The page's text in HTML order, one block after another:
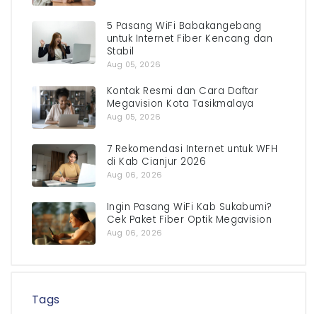
5 Pasang WiFi Babakangebang
untuk Internet Fiber Kencang dan
Stabil
Aug 05, 2026
Kontak Resmi dan Cara Daftar
Megavision Kota Tasikmalaya
Aug 05, 2026
7 Rekomendasi Internet untuk WFH
di Kab Cianjur 2026
Aug 06, 2026
Ingin Pasang WiFi Kab Sukabumi?
Cek Paket Fiber Optik Megavision
Aug 06, 2026
Tags